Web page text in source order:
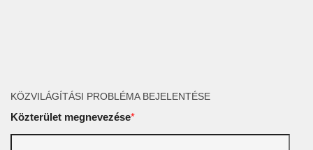
KÖZVILÁGÍTÁSI PROBLÉMA BEJELENTÉSE
Közterület megnevezése*